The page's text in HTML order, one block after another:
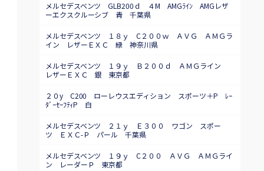
メルセデスベンツ GLB200ｄ ４M AMGﾗｲﾝ AMGレザ
ーエクスクルーシブ 青 千葉県
メルセデスベンツ １８ｙ C２００ｗ ＡＶＧ ＡＭＧラ
イン レザーＥＸＣ 緑 神奈川県
メルセデスベンツ １９ｙ Ｂ２００ｄ ＡＭＧライン
レザーＥＸＣ 銀 東京都
２０y C200 ローレウスエディション スポーツ＋P ﾚｰ
ﾀﾞｰｾｰﾌﾃｨP 白
メルセデスベンツ ２１ｙ Ｅ３００ ワゴン スポー
ツ ＥＸＣ-Ｐ パール 千葉県
メルセデスベンツ １９ｙ C２００ ＡＶＧ ＡＭＧライ
ン レーダーＰ 東京都